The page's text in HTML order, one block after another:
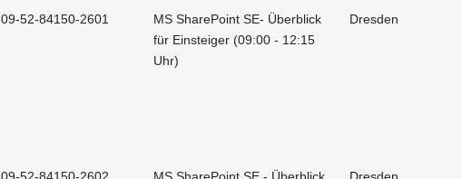
09-52-84150-2601
MS SharePoint SE- Überblick
für Einsteiger (09:00 - 12:15
Uhr)
Dresden
09-52-84150-2602
MS SharePoint SE - Überblick
Dresden